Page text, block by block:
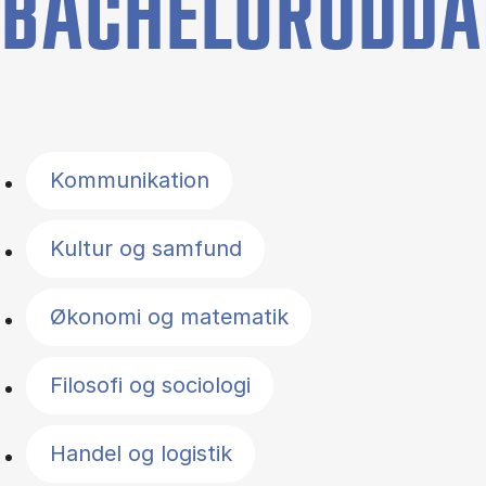
Kommunikation
Kultur og samfund
Økonomi og matematik
Filosofi og sociologi
Handel og logistik